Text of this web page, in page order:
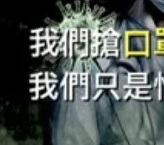
【口罩供應】我們